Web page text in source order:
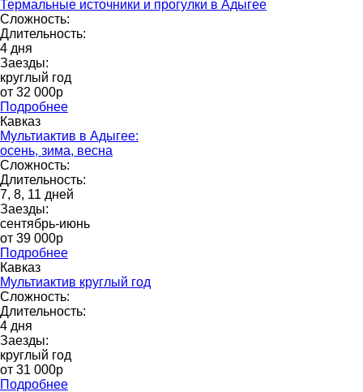
Термальные источники и прогулки в Адыгее
Сложность:
Длительность:
4 дня
Заезды:
круглый год
от 32 000p
Подробнее
Кавказ
Мультиактив в Адыгее:
осень, зима, весна
Сложность:
Длительность:
7, 8, 11 дней
Заезды:
сентябрь-июнь
от 39 000p
Подробнее
Кавказ
Мультиактив круглый год
Сложность:
Длительность:
4 дня
Заезды:
круглый год
от 31 000p
Подробнее